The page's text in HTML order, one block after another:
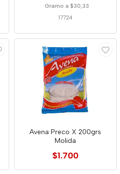
Gramo a $30,33
17724
Avena Preco X 200grs
Molida
$1.700